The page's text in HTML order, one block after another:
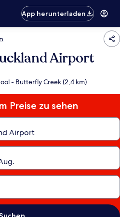
App herunterladen
Airport
- Butterfly Creek (2,4 km)
Preise zu sehen